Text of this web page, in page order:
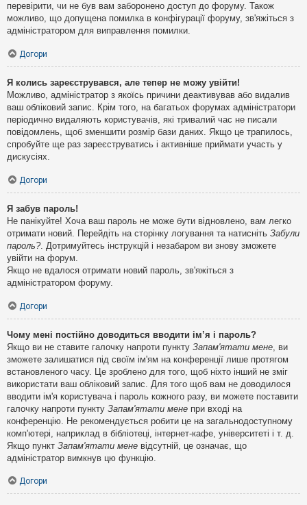
перевірити, чи не був вам заборонено доступ до форуму. Також
можливо, що допущена помилка в конфігурації форуму, зв'яжіться з
адміністратором для виправлення помилки.
Догори
Я колись зареєструвався, але тепер не можу увійти!
Можливо, адміністратор з якоїсь причини деактивував або видалив
ваш обліковий запис. Крім того, на багатьох форумах адміністратори
періодично видаляють користувачів, які тривалий час не писали
повідомлень, щоб зменшити розмір бази даних. Якщо це трапилось,
спробуйте ще раз зареєструватись і активніше приймати участь у
дискусіях.
Догори
Я забув пароль!
Не панікуйте! Хоча ваш пароль не може бути відновлено, вам легко
отримати новий. Перейдіть на сторінку логування та натисніть Забули
пароль?. Дотримуйтесь інструкцій і незабаром ви знову зможете
увійти на форум.
Якщо не вдалося отримати новий пароль, зв'яжіться з
адміністратором форуму.
Догори
Чому мені постійно доводиться вводити ім’я і пароль?
Якщо ви не ставите галочку напроти пункту Запам'ятати мене , ви
зможете залишатися під своїм ім'ям на конференції лише протягом
встановленого часу. Це зроблено для того, щоб ніхто інший не зміг
використати ваш обліковий запис. Для того щоб вам не доводилося
вводити ім'я користувача і пароль кожного разу, ви можете поставити
галочку напроти пункту Запам'ятати мене при вході на
конференцію. Не рекомендується робити це на загальнодоступному
комп'ютері, наприклад в бібліотеці, інтернет-кафе, університеті і т. д.
Якщо пункт Запам'ятати мене відсутній, це означає, що
адміністратор вимкнув цю функцію.
Догори